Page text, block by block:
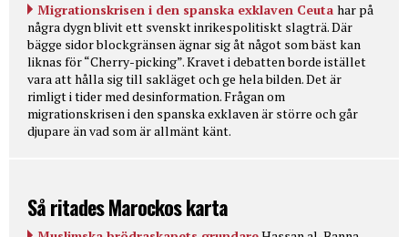
Migrationskrisen i den spanska exklaven Ceuta har på
några dygn blivit ett svenskt inrikespolitiskt slagträ. Där
bägge sidor blockgränsen ägnar sig åt något som bäst kan
liknas för “Cherry-picking”. Kravet i debatten borde istället
vara att hålla sig till sakläget och ge hela bilden. Det är
rimligt i tider med desinformation. Frågan om
migrationskrisen i den spanska exklaven är större och går
djupare än vad som är allmänt känt.
Så ritades Marockos karta